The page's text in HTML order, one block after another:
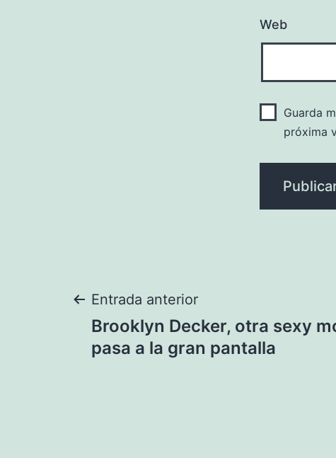
Web
Guarda
próxima
Navegación
de
Entrada anterior
Brooklyn Decker, otra sexy
pasa a la gran pantalla